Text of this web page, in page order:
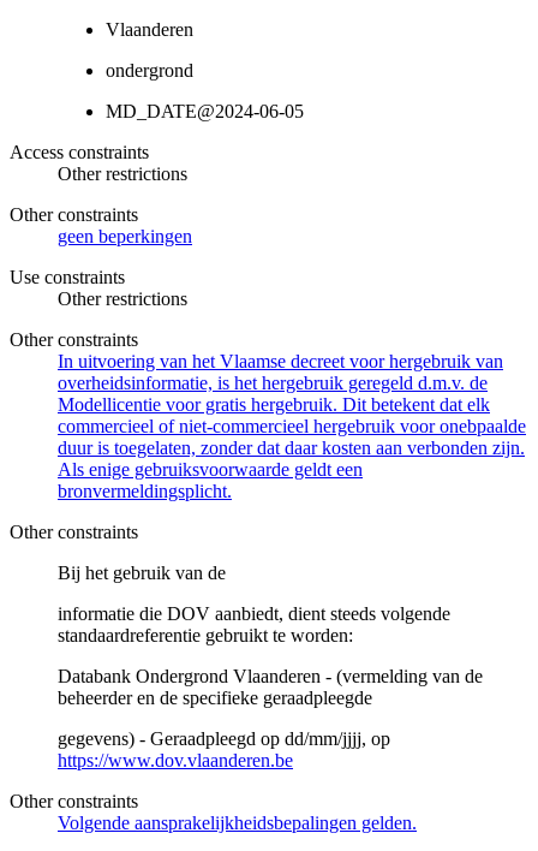
Vlaanderen
ondergrond
MD_DATE@2024-06-05
Access constraints
Other restrictions
Other constraints
geen beperkingen
Use constraints
Other restrictions
Other constraints
In uitvoering van het Vlaamse decreet voor hergebruik van
overheidsinformatie, is het hergebruik geregeld d.m.v. de
Modellicentie voor gratis hergebruik. Dit betekent dat elk
commercieel of niet-commercieel hergebruik voor onebpaalde
duur is toegelaten, zonder dat daar kosten aan verbonden zijn.
Als enige gebruiksvoorwaarde geldt een
bronvermeldingsplicht.
Other constraints
Bij het gebruik van de
informatie die DOV aanbiedt, dient steeds volgende
standaardreferentie gebruikt te worden:
Databank Ondergrond Vlaanderen - (vermelding van de
beheerder en de specifieke geraadpleegde
gegevens) - Geraadpleegd op dd/mm/jjjj, op
https://www.dov.vlaanderen.be
Other constraints
Volgende aansprakelijkheidsbepalingen gelden.